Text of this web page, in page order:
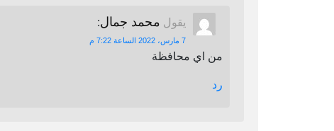
يقول محمد جمال:
7 مارس، 2022 الساعة 7:22 م
من اي محافظة
رد